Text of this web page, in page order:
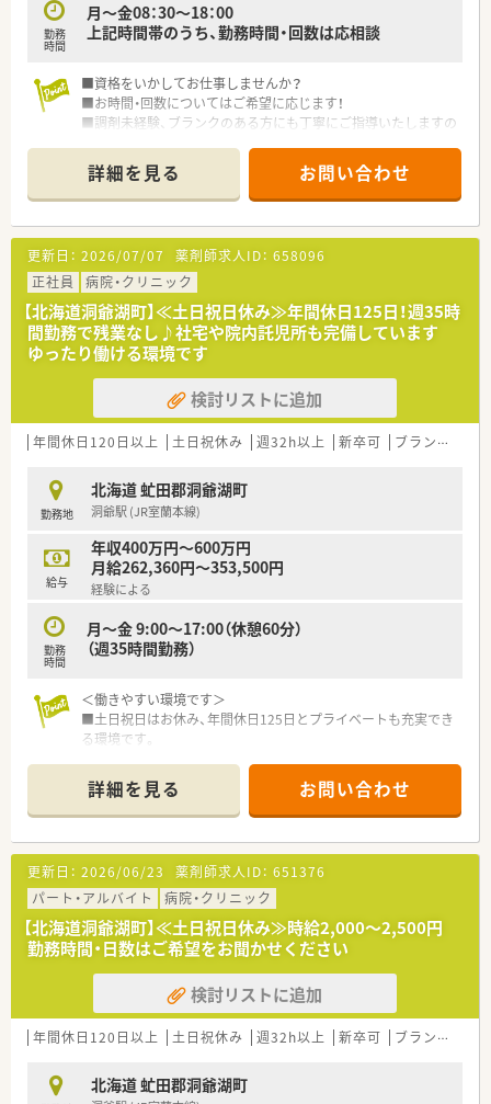
勤務
時間
月～金08：30～18：00
上記時間帯のうち、勤務時間・回数は応相談
■資格をいかしてお仕事しませんか？
■お時間・回数についてはご希望に応じます！
■調剤未経験、ブランクのある方にも丁寧にご指導いたしますの
詳細を見る お問い合わせ
更新日： 2026/07/07 薬剤師求人ID： 658096
正社員
病院・クリニック
【北海道洞爺湖町】≪土日祝日休み≫年間休日125日！週35時
間勤務で残業なし♪社宅や院内託児所も完備しています
ゆったり働ける環境です
検討リストに追加
年間休日120日以上 土日祝休み 週32h以上 新卒可 ブランク可
勤務地
北海道 虻田郡洞爺湖町
洞爺駅 (JR室蘭本線)
給与
年収400万円～600万円
月給262,360円～353,500円
経験による
勤務
時間
月～金 9:00～17:00（休憩60分）
（週35時間勤務）
＜働きやすい環境です＞
■土日祝日はお休み、年間休日125日とプライベートも充実でき
る環境です。
時間にゆとりを持ってお仕事を続けていきたい方にオススメ
です。
■院内託児所は6ヶ月以上未就学児まで、保育費は全額病院補助
です。（食事代のみ自己負担）
■敷地内に単身用、世帯向けの住宅完備（家賃15,000円～20,000
円）
■病院経験ありの方は年収MAX600万円まで応相談です☆
＜こんな病院です＞
■昭和62年7月15日 (法人設立 平成4年5月)設立です。
■開院当初よりリハビリ機能の充実に重点を置き、持続的に医療
ニーズが高く長期にわたり入院医療が必要な方のために療養環
境を整備しています。
■緩和ケアへの取り組みと高齢者施設とも連携を行っている病
■薬剤科は薬剤師5名 助手2名の体制です
■ＮＳＴ専門療法士、感染制御認定薬剤師を取得した薬剤師も在
詳細を見る お問い合わせ
更新日： 2026/06/23 薬剤師求人ID： 651376
パート・アルバイト
病院・クリニック
【北海道洞爺湖町】≪土日祝日休み≫時給2,000～2,500円
勤務時間・日数はご希望をお聞かせください
検討リストに追加
年間休日120日以上 土日祝休み 週32h以上 新卒可 ブランク可
北海道 虻田郡洞爺湖町